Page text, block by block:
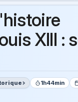
XIII :
1h44min